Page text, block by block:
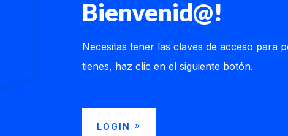
Bienvenid@!
Necesitas tener las claves de acceso para
tienes, haz clic en el siguiente botón.
LOGIN